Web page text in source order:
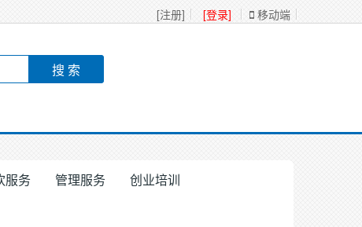
[注册] [登录] 移动端
服务 管理服务 创业培训